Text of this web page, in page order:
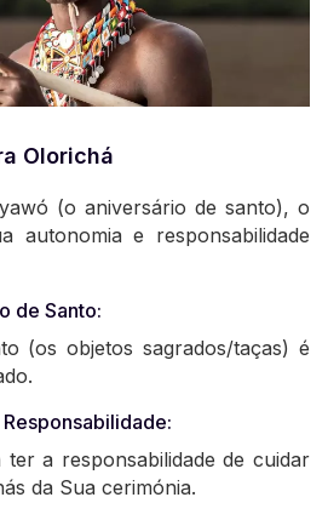
Olorichá
(o aniversário de santo), o
autonomia e responsabilidade
de Santo:
(os objetos sagrados/taças) é
a responsabilidade de cuidar
da Sua cerimónia.